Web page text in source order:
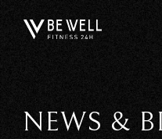
NEWS &